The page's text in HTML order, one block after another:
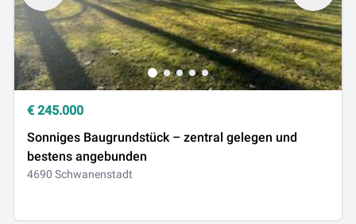
€ 245.000
Sonniges Baugrundstück – zentral gelegen und
bestens angebunden
4690 Schwanenstadt